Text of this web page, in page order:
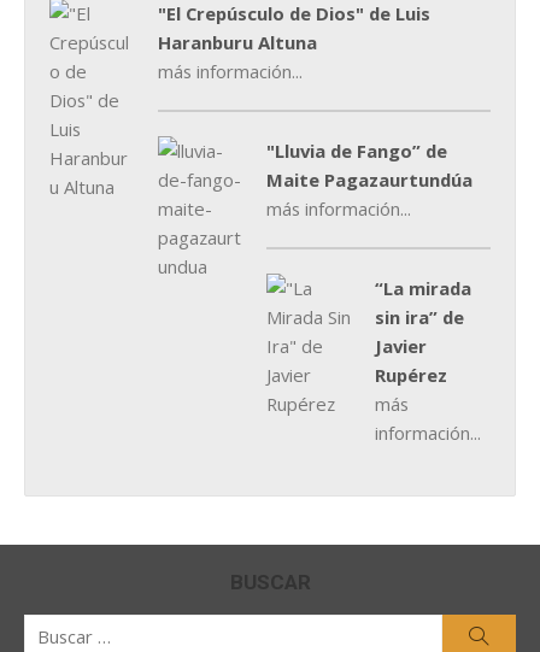
"El Crepúsculo de Dios" de Luis
Haranburu Altuna
más información...
"Lluvia de Fango” de
Maite Pagazaurtundúa
más información...
“La mirada
sin ira” de
Javier
Rupérez
más
información...
BUSCAR